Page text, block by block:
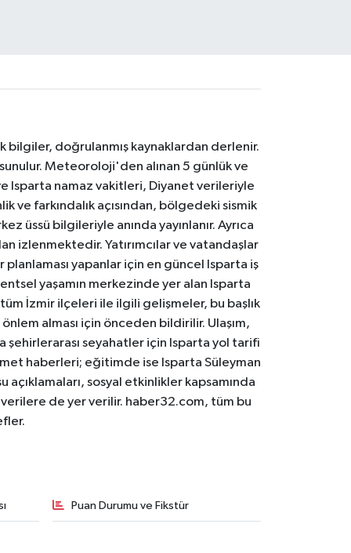
bilgiler, doğrulanmış kaynaklardan derlenir.
Meteoroloji'den alınan 5 günlük ve
Isparta namaz vakitleri, Diyanet verileriyle
ve farkındalık açısından, bölgedeki sismik
üssü bilgileriyle anında yayınlanır. Ayrıca
izlenmektedir. Yatırımcılar ve vatandaşlar
planlaması yapanlar için en güncel Isparta iş
yaşamın merkezinde yer alan Isparta
tüm İzmir ilçeleri ile ilgili gelişmeler, bu başlık
alması için önceden bildirilir. Ulaşım,
şehirlerarası seyahatler için Isparta yol tarifi
haberleri; eğitimde ise Isparta Süleyman
sosyal etkinlikler kapsamında
de yer verilir. haber32.com, tüm bu
Puan Durumu ve Fikstür